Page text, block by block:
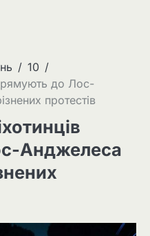
10
до Лос-
протестів
Анджелеса